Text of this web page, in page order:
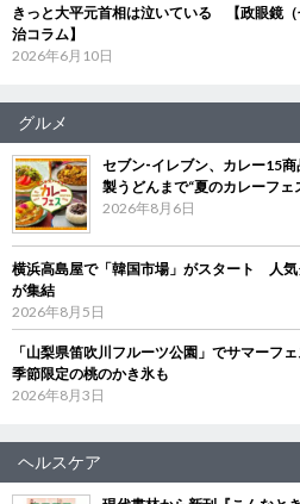
きっと大平元首相は泣いている 【政眼鏡
治コラム】
2026年6月10日
グルメ
セブン‐イレブン、カレー15
製うどんまで“夏のカレーフェ
2026年8月6日
横浜高島屋で「韓国市場」がスタート 人
が集結
2026年8月5日
「山梨県笛吹川フルーツ公園」でサマーフ
季節限定の桃のかき氷も
2026年8月3日
ヘルスケア